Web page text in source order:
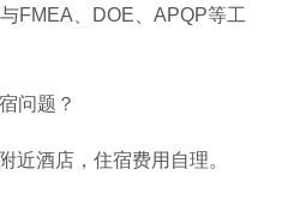
FMEA、DOE、APQP等工
问题？
近酒店，住宿费用自理。